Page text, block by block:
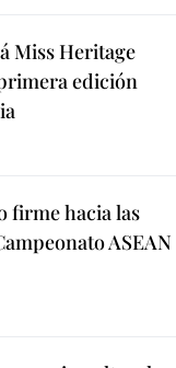
Miss Heritage
edición
firme hacia las
ASEAN